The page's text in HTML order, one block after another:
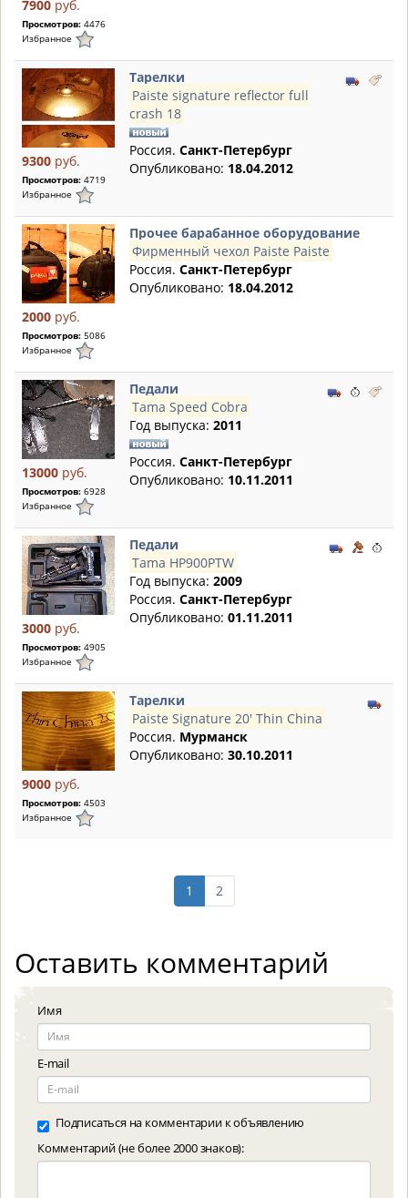
7900 руб.
Просмотров: 4476
Избранное
9300 руб.
Просмотров: 4719
Избранное
Тарелки
Paiste signature reflector full
crash 18
Россия. Санкт-Петербург
Опубликовано: 18.04.2012
2000 руб.
Просмотров: 5086
Избранное
Прочее барабанное оборудование
Фирменный чехол Paiste Paiste
Россия. Санкт-Петербург
Опубликовано: 18.04.2012
13000 руб.
Просмотров: 6928
Избранное
Педали
Tama Speed Cobra
Год выпуска: 2011
Россия. Санкт-Петербург
Опубликовано: 10.11.2011
3000 руб.
Просмотров: 4905
Избранное
Педали
Tama HP900PTW
Год выпуска: 2009
Россия. Санкт-Петербург
Опубликовано: 01.11.2011
9000 руб.
Просмотров: 4503
Избранное
Тарелки
Paiste Signature 20' Thin China
Россия. Мурманск
Опубликовано: 30.10.2011
1 2
Оставить комментарий
Имя
E-mail
Подписаться на комментарии к объявлению
Комментарий (не более 2000 знаков):